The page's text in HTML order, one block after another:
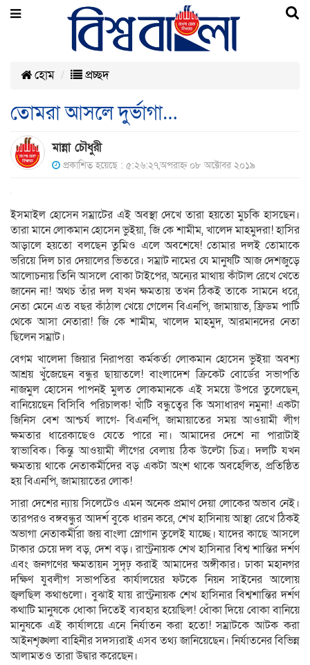
হোম প্রচ্ছদ
তোমরা আসলে দুর্ভাগা…
মান্না চৌধুরী
প্রকাশিত হয়েছে : ৫:২৬:২৭,অপরাহ্ন ০৮ অক্টোবর ২০১৯
ইসমাইল হোসেন সম্রাটের এই অবস্থা দেখে তারা হয়তো মুচকি হাসছেন।
তারা মানে লোকমান হোসেন ভুইয়া, জি কে শামীম, খালেদ মাহমুদরা! হাসির
আড়ালে হয়তো বলছেন তুমিও এলে অবশেষে! তোমার দলই তোমাকে
ভরিয়ে দিল চার দেয়ালের ভিতরে। সম্রাট নামের যে মানুষটি আজ দেশজুড়ে
আলোচনায় তিনি আসলে বোকা টাইপের, অন্যের মাথায় কাঁটাল রেখে খেতে
জানেন না! অথচ তাঁর দল যখন ক্ষমতায় তখন ঠিকই তাকে সামনে ধরে,
নেতা মেনে এত বছর কাঁঠাল খেয়ে গেলেন বিএনপি, জামায়াত, ফ্রিডম পার্টি
থেকে আসা নেতারা! জি কে শামীম, খালেদ মাহমুদ, আরমানদের নেতা
ছিলেন সম্রাট।
বেগম খালেদা জিয়ার নিরাপত্তা কর্মকর্তা লোকমান হোসেন ভুইয়া অবশ্য
আশ্রয় খুঁজেছেন বন্ধুর ছায়াতলে! বাংলাদেশ ক্রিকেট বোর্ডের সভাপতি
নাজমুল হোসেন পাপনই মুলত লোকমানকে এই সময়ে উপরে তুলেছেন,
বানিয়েছেন বিসিবি পরিচালক! খাঁটি বন্ধুত্বের কি অসাধারণ নমুনা! একটা
জিনিস বেশ আশ্চর্য লাগে- বিএনপি, জামায়াতের সময় আওয়ামী লীগ
ক্ষমতার ধারেকাছেও যেতে পারে না। আমাদের দেশে না পারাটাই
স্বাভাবিক। কিন্তু আওয়ামী লীগের বেলায় ঠিক উল্টো চিত্র। দলটি যখন
ক্ষমতায় থাকে নেতাকর্মীদের বড় একটা অংশ থাকে অবহেলিত, প্রতিষ্ঠিত
হয় বিএনপি, জামায়াতের লোক!
সারা দেশের ন্যায় সিলেটেও এমন অনেক প্রমাণ দেয়া লোকের অভাব নেই।
তারপরও বঙ্গবন্ধুর আদর্শ বুকে ধারন করে, শেখ হাসিনায় আস্থা রেখে ঠিকই
অভাগা নেতাকর্মীরা জয় বাংলা স্লোগান তুলেই যাচ্ছে। যাদের কাছে আসলে
টাকার চেয়ে দল বড়, দেশ বড়। রাস্ট্রনায়ক শেখ হাসিনার বিশ্ব শান্তির দর্শণ
এবং জনগণের ক্ষমতায়ন সুদৃঢ় করাই আমাদের অঙ্গীকার। ঢাকা মহানগর
দক্ষিণ যুবলীগ সভাপতির কার্যালয়ের ফটকে নিয়ন সাইনের আলোয়
জ্বলছিল কথাগুলো। বুঝাই যায় রাস্ট্রনায়ক শেখ হাসিনার বিশ্বশান্তির দর্শণ
কথাটি মানুষকে ধোকা দিতেই ব্যবহার হয়েছিল! ধোঁকা দিয়ে বোকা বানিয়ে
মানুষকে এই কার্যালয়ে এনে নির্যাতন করা হতো! সম্রাটকে আটক করা
আইনশৃঙ্খলা বাহিনীর সদস্যরাই এসব তথ্য জানিয়েছেন। নির্যাতনের বিভিন্ন
আলামতও তারা উদ্বার করেছেন।